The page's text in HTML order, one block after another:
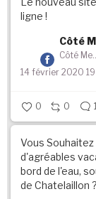
ligne !
Côté
14 février 2020
0 0 1
Vous
d'agréables
bord de l'eau,
de Chatelaillon ?